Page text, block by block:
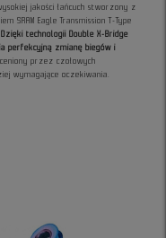
jakości łańcuch stworzony z
Eagle Transmission T-Type
Dzięki technologii Double X-Bridge
perfekcyjną zmianę biegów i
ceniony przez czołowych
wymagające oczekiwania.